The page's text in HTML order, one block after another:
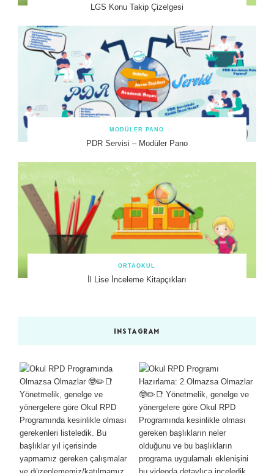
LGS Konu Takip Çizelgesi
MODÜLER PANO
PDR Servisi – Modüler Pano
ORTAOKUL
İl Lise İnceleme Kitapçıkları
INSTAGRAM